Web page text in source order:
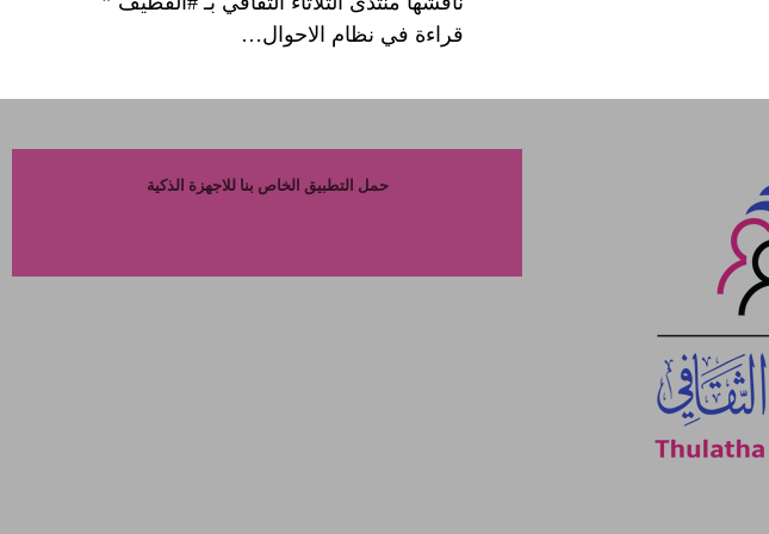
قراءة في نظام الاحوال…
حمل التطبيق الخاص بنا للاجهزة الذكية